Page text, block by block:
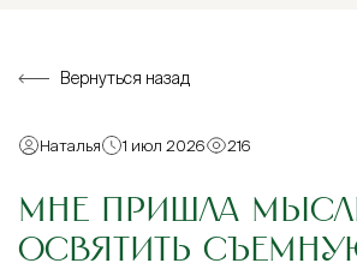
Вернуться назад
Наталья 1 июл 2026 216
МНЕ ПРИШЛА
ОСВЯТИТЬ